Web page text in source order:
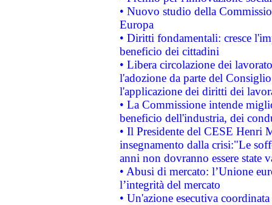
• Nuovo studio della
Europa
• Diritti fondamentali: cresce
beneficio dei cittadini
• Libera circolazione dei
l'adozione da parte del
l'applicazione dei diritti dei
• La Commissione intende
beneficio dell'industria, dei
• Il Presidente del CESE Henri
insegnamento dalla crisi:"Le
anni non dovranno essere state
• Abusi di mercato: l’Unione
l’integrità del mercato
• Un'azione esecutiva